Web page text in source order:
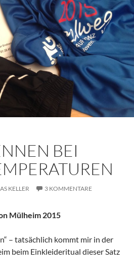
BEI
KELLER 3 KOMMENTARE
Mülheim 2015
– tatsächlich kommt mir in der
beim Einkleideritual dieser Satz